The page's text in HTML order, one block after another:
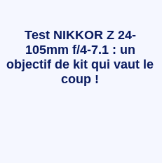
Test NIKKOR Z 24-
105mm f/4-7.1 : un
objectif de kit qui vaut le
coup !